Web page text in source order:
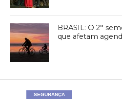
BRASIL: O 2°
que afetam
SEGURANÇA